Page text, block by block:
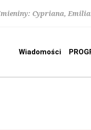
Cypriana,
Wiadomości